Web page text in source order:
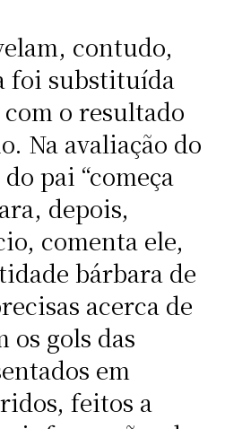
contudo,
foi substituída
o resultado
Na avaliação do
pai “começa
depois,
comenta ele,
bárbara de
acerca de
os gols das
em
feitos a